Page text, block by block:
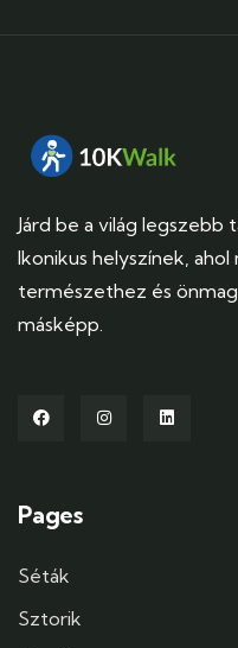
Járd be a világ legszebb
Ikonikus helyszínek,
természethez és
másképp.
Pages
Séták
Sztorik